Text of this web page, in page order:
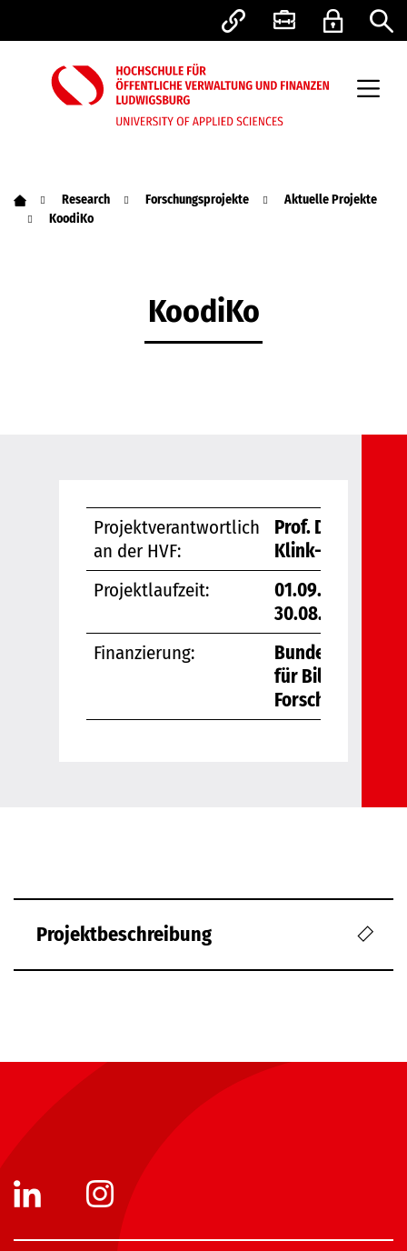
Research Forschungsprojekte
Aktuelle Projekte
KoodiKo
KoodiKo
Projektverantwortlich
an der HVF:
Prof. Dr. Judith
Klink-Straub
Projektlaufzeit:
01.09.2023 -
30.08.2026
Finanzierung:
für Bildung und
Forschung
Projektbeschreibung